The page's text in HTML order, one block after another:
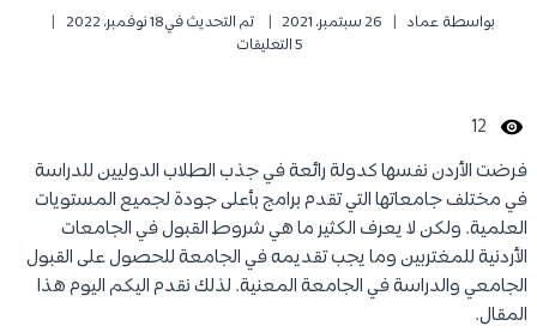
بواسطة عماد 26 سبتمبر، 2021 تم التحديث في18 نوفمبر، 2022
5 التعليقات
12
فرضت الأردن نفسها كدولة رائعة في جذب الطلاب الدوليين للدراسة
في مختلف جامعاتها التي تقدم برامج بأعلى جودة لجميع المستويات
العلمية. ولكن لا يعرف الكثير ما هي شروط القبول في الجامعات
الأردنية للمغتربين وما يجب تقديمه في الجامعة للحصول على القبول
الجامعي والدراسة في الجامعة المعنية. لذلك نقدم اليكم اليوم هذا
المقال.